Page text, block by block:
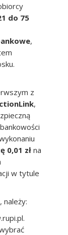
do 75
,
z
,
0,01 zł na
w tytule
należy: